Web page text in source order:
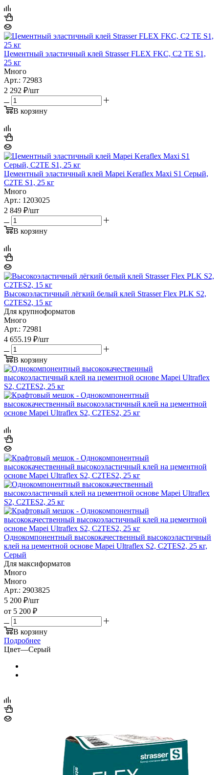
Цементный эластичный клей Strasser FLEX FKC, С2 TE S1,
25 кг
Много
Арт.: 72983
2 292 ₽/шт
В корзину
Цементный эластичный клей Mapei Keraflex Maxi S1 Серый,
C2TE S1, 25 кг
Много
Арт.: 1203025
2 849 ₽/шт
В корзину
Высокоэластичный лёгкий белый клей Strasser Flex PLK S2,
C2TES2, 15 кг
Для крупноформатов
Много
Арт.: 72981
4 655.19 ₽/шт
В корзину
Однокомпонентный высококачественный высокоэластичный
клей на цементной основе Mapei Ultraflex S2, С2ТЕS2, 25 кг,
Серый
Для максиформатов
Много
Много
Арт.: 2903825
5 200 ₽/шт
от 5 200 ₽
В корзину
Подробнее
Цвет—Серый